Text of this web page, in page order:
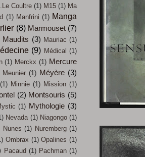
Coultre (1) M15 (1) Ma
(1) Manfrini (1) Manga
(8) Marmouset (7)
Maudits (3) Mauriac (1)
(9) Médical (1)
(1) Merckx (1) Mercure
Meunier (1) Méyère (3)
(1) Minnie (1) Mission (1)
(2) Montsouris (5)
(1) Mythologie (3)
Nevada (1) Niagongo (1)
Nunes (1) Nuremberg (1)
Ombrax (1) Opalines (1)
Pacaud (1) Pachman (1)